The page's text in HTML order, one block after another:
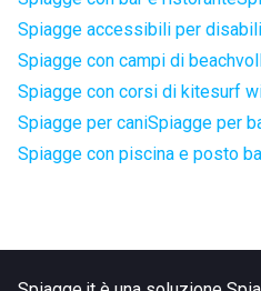
Spiagge accessibili per disabili
Spiagge con campi di
Spiagge con corsi di kitesurf
Spiagge per caniSpiagge per
Spiagge con piscina e posto